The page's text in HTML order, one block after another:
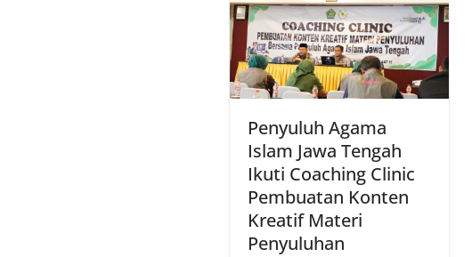
Penyuluh Agama
Islam Jawa Tengah
Ikuti Coaching Clinic
Pembuatan Konten
Kreatif Materi
Penyuluhan